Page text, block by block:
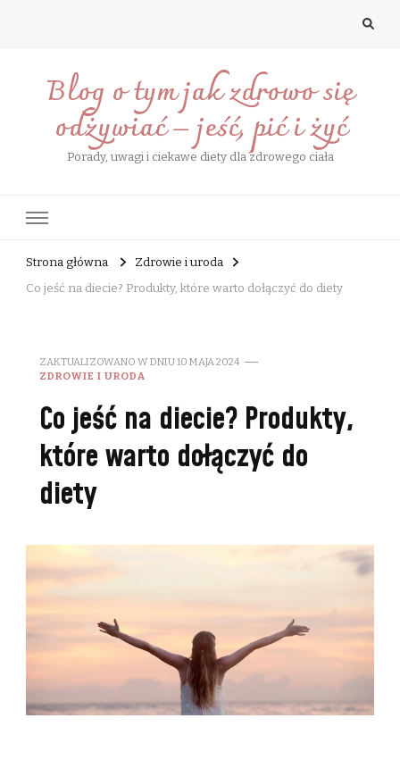
Blog o tym jak zdrowo się
odżywiać – jeść, pić i żyć
Porady, uwagi i ciekawe diety dla zdrowego ciała
Strona główna
Zdrowie i uroda
Co jeść na diecie? Produkty, które warto dołączyć do diety
ZAKTUALIZOWANO W DNIU10 MAJA 2024
ZDROWIE I URODA
Co jeść na diecie? Produkty,
które warto dołączyć do
diety